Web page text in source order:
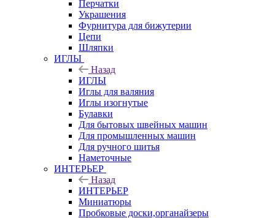
Перчатки
Украшения
Фурнитура для бижутерии
Цепи
Шляпки
ИГЛЫ
Назад
ИГЛЫ
Иглы для валяния
Иглы изогнутые
Булавки
Для бытовых швейных машин
Для промышленных машин
Для ручного шитья
Наметочные
ИНТЕРЬЕР
Назад
ИНТЕРЬЕР
Миниатюры
Пробковые доски,органайзеры